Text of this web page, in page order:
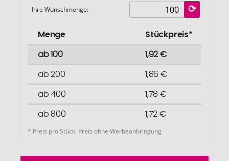
Ihre Wunschmenge:
Menge
Stückpreis*
ab 100
1,92 €
ab 200
1,86 €
ab 400
1,78 €
ab 800
1,72 €
* Preis pro Stück. Preis ohne Werbeanbringung